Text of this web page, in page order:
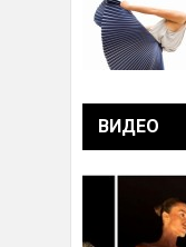
ВИДЕО